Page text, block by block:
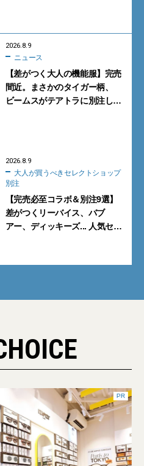
2026.8.9
ニュース
【差がつく大人の機能服】完売
間近。まさかのタイガー柄、
ビームスがテアトラに別注した
2026.8.9
別注
【完売必至コラボ＆別注9選】
差がつくリーバイス、バブ
アー、ディッキーズ... 人気セレ